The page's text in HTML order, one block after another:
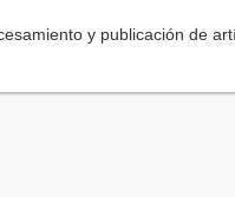
y publicación de